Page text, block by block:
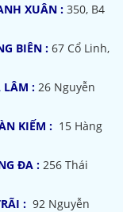
XUÂN : 350, B4
BIÊN : 67 Cổ Linh,
LÂM : 26 Nguyễn
KIẾM : 15 Hàng
ĐA : 256 Thái
: 92 Nguyễn